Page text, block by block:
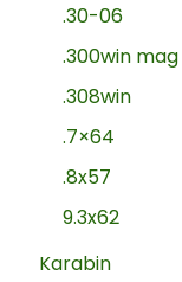
.30-06
.300win mag
.308win
.7×64
.8x57
9.3x62
Karabin